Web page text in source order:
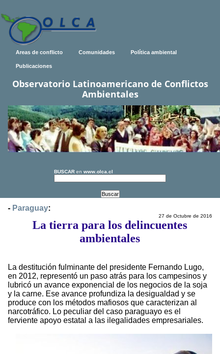
Areas de conflicto Comunidades Política ambiental
Publicaciones
Observatorio Latinoamericano de Conflictos
Ambientales
BUSCAR en www.olca.cl
- Paraguay:
27 de Octubre de 2016
La tierra para los delincuentes
ambientales
La destitución fulminante del presidente Fernando Lugo,
en 2012, representó un paso atrás para los campesinos y
lubricó un avance exponencial de los negocios de la soja
y la carne. Ese avance profundiza la desigualdad y se
produce con los métodos mafiosos que caracterizan al
narcotráfico. Lo peculiar del caso paraguayo es el
ferviente apoyo estatal a las ilegalidades empresariales.